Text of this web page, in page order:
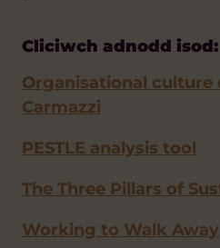
Cliciwch adnodd isod:
Organisational culture
Carmazzi
PESTLE analysis tool
The Three Pillars of
Working to Walk Away